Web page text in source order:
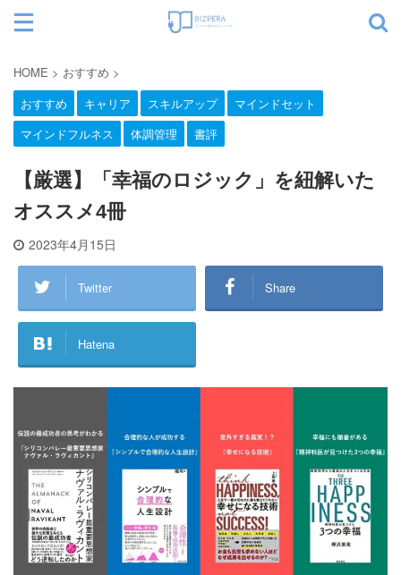
カテゴリー
外資系コンサルティング会社を経て、経営大
学院に勤務。年間300冊読むなかで、絶対に
オススメできる本だけを厳選して紹介しま
す。著書『投資としての読書』。
Books&Apps（https://blog.tinect.jp/）にもた
HOME > おすすめ >
おすすめ
キャリア スキルアップ
マインドセット
マインドフルネス
体調管理 書評
【厳選】「幸福のロジック」を紐解いた
オススメ4冊
2023年4月15日
Twitter Share
Hatena